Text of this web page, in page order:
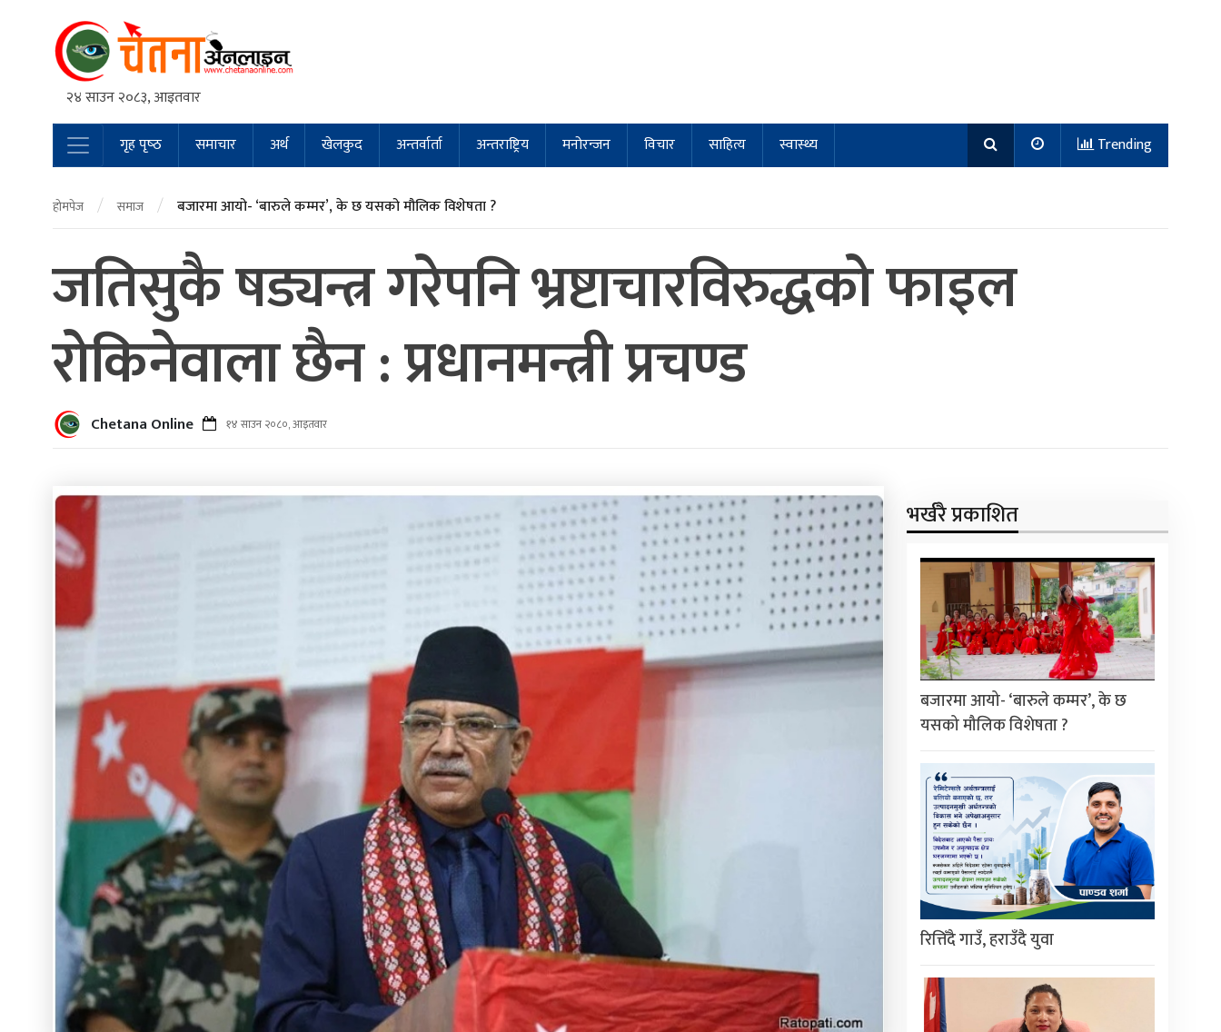
२४ साउन २०८३, आइतवार
Main Navigation
गृह पृष्‍ठ समाचार अर्थ खेलकुद अन्तर्वार्ता अन्तराष्ट्रिय मनोरन्जन विचार साहित्य स्वास्थ्य Trending
होमपेज / समाज / बजारमा आयो- ‘बारुले कम्मर’, के छ यसको मौलिक विशेषता ?
जतिसुकै षड्यन्त्र गरेपनि भ्रष्टाचारविरुद्धको फाइल
रोकिनेवाला छैन : प्रधानमन्त्री प्रचण्ड
Chetana Online १४ साउन २०८०, आइतवार
भर्खरै प्रकाशित
बजारमा आयो- ‘बारुले कम्मर’, के छ
यसको मौलिक विशेषता ?
रित्तिँदै गाउँ, हराउँदै युवा